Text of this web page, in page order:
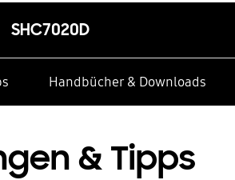
SHC7020D
Handbücher & Downloads
& Tipps